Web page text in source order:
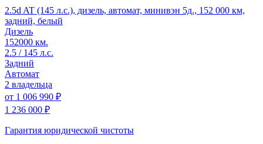
2.5d AT (145 л.с.), дизель, автомат, минивэн 5д., 152 000 км,
задний, белый
Дизель
152000 км.
2.5 / 145 л.с.
Задний
Автомат
2 владельца
от 1 006 990 ₽
1 236 000 ₽
Гарантия юридической чистоты